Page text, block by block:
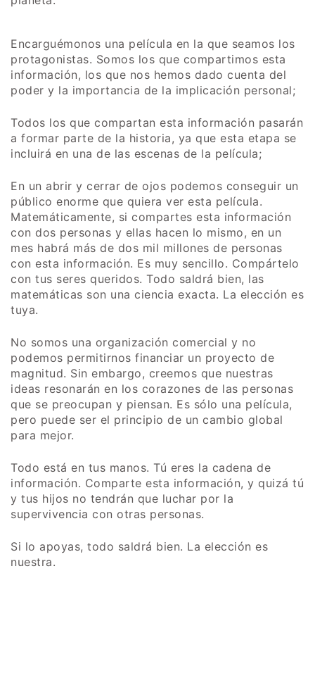
Encarguémonos una película en la que seamos los
protagonistas. Somos los que compartimos esta
información, los que nos hemos dado cuenta del
poder y la importancia de la implicación personal;
Todos los que compartan esta información pasarán
a formar parte de la historia, ya que esta etapa se
incluirá en una de las escenas de la película;
En un abrir y cerrar de ojos podemos conseguir un
público enorme que quiera ver esta película.
Matemáticamente, si compartes esta información
con dos personas y ellas hacen lo mismo, en un
mes habrá más de dos mil millones de personas
con esta información. Es muy sencillo. Compártelo
con tus seres queridos. Todo saldrá bien, las
matemáticas son una ciencia exacta. La elección es
tuya.
No somos una organización comercial y no
podemos permitirnos financiar un proyecto de
magnitud. Sin embargo, creemos que nuestras
ideas resonarán en los corazones de las personas
que se preocupan y piensan. Es sólo una película,
pero puede ser el principio de un cambio global
para mejor.
Todo está en tus manos. Tú eres la cadena de
información. Comparte esta información, y quizá tú
y tus hijos no tendrán que luchar por la
supervivencia con otras personas.
Si lo apoyas, todo saldrá bien. La elección es
nuestra.